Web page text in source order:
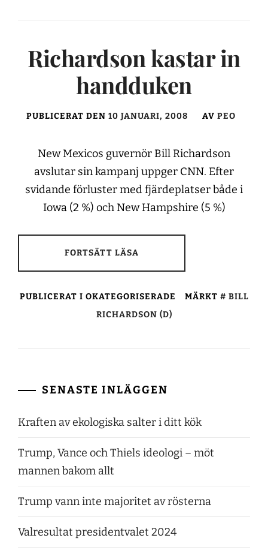
Richardson kastar in
handduken
PUBLICERAT DEN 10 JANUARI, 2008 AV PEO
New Mexicos guvernör Bill Richardson
avslutar sin kampanj uppger CNN. Efter
svidande förluster med fjärdeplatser både i
Iowa (2 %) och New Hampshire (5 %)
FORTSÄTT LÄSA
PUBLICERAT I OKATEGORISERADE MÄRKT
BILL
RICHARDSON (D)
SENASTE INLÄGGEN
Kraften av ekologiska salter i ditt kök
Trump, Vance och Thiels ideologi – möt
mannen bakom allt
Trump vann inte majoritet av rösterna
Valresultat presidentvalet 2024